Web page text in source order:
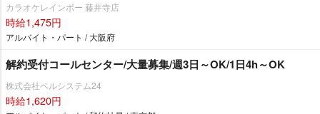
カラオケレインボー 藤井寺店
時給1,475円
アルバイト・パート / 大阪府
解約受付コールセンター/大量募集/週3日～OK/1日4h～OK
株式会社ベルシステム24
時給1,620円